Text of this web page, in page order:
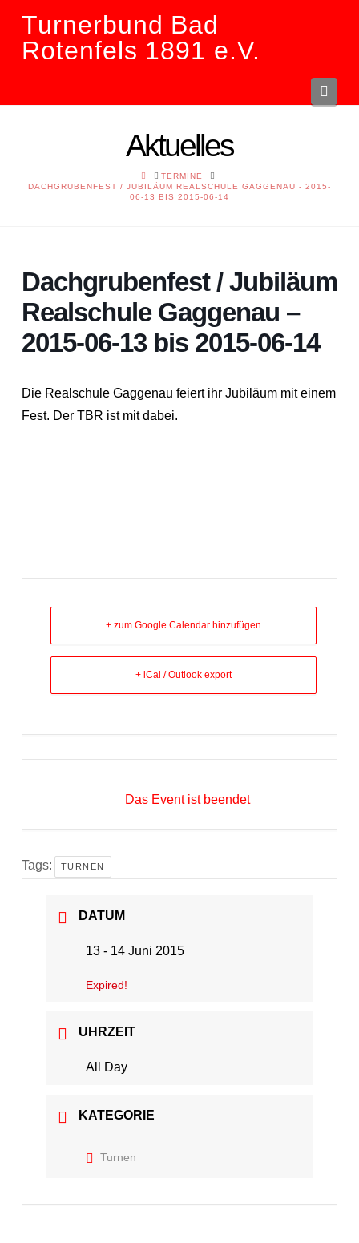
Turnerbund Bad
Rotenfels 1891 e.V.
Aktuelles
HOMETERMINE
DACHGRUBENFEST / JUBILÄUM REALSCHULE GAGGENAU - 2015-
06-13 BIS 2015-06-14
Dachgrubenfest / Jubiläum
Realschule Gaggenau –
2015-06-13 bis 2015-06-14
Die Realschule Gaggenau feiert ihr Jubiläum mit einem
Fest. Der TBR ist mit dabei.
+ zum Google Calendar hinzufügen
+ iCal / Outlook export
Das Event ist beendet
Tags: TURNEN
DATUM
13 - 14 Juni 2015
Expired!
UHRZEIT
All Day
KATEGORIE
Turnen